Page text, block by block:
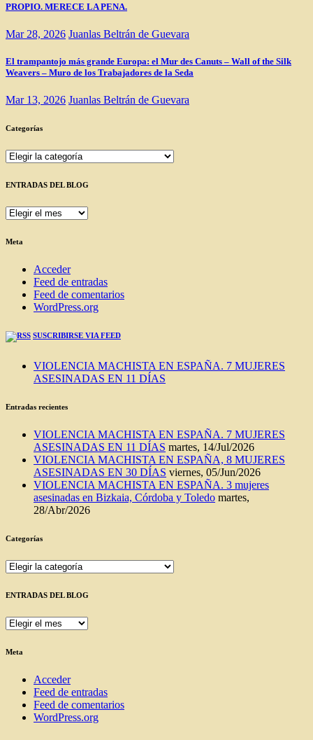
PROPIO. MERECE LA PENA.
Mar 28, 2026 Juanlas Beltrán de Guevara
El trampantojo más grande Europa: el Mur des Canuts – Wall of the Silk
Weavers – Muro de los Trabajadores de la Seda
Mar 13, 2026 Juanlas Beltrán de Guevara
Categorías
Categorías
ENTRADAS DEL BLOG
ENTRADAS
BLOG
Meta
Acceder
Feed de entradas
Feed de comentarios
WordPress.org
SUSCRIBIRSE VIA FEED
VIOLENCIA MACHISTA EN ESPAÑA. 7 MUJERES
ASESINADAS EN 11 DÍAS
Entradas recientes
VIOLENCIA MACHISTA EN ESPAÑA. 7 MUJERES
ASESINADAS EN 11 DÍAS martes, 14/Jul/2026
VIOLENCIA MACHISTA EN ESPAÑA, 8 MUJERES
ASESINADAS EN 30 DÍAS viernes, 05/Jun/2026
VIOLENCIA MACHISTA EN ESPAÑA. 3 mujeres
asesinadas en Bizkaia, Córdoba y Toledo martes,
28/Abr/2026
Categorías
Categorías
ENTRADAS DEL BLOG
ENTRADAS
BLOG
Meta
Acceder
Feed de entradas
Feed de comentarios
WordPress.org